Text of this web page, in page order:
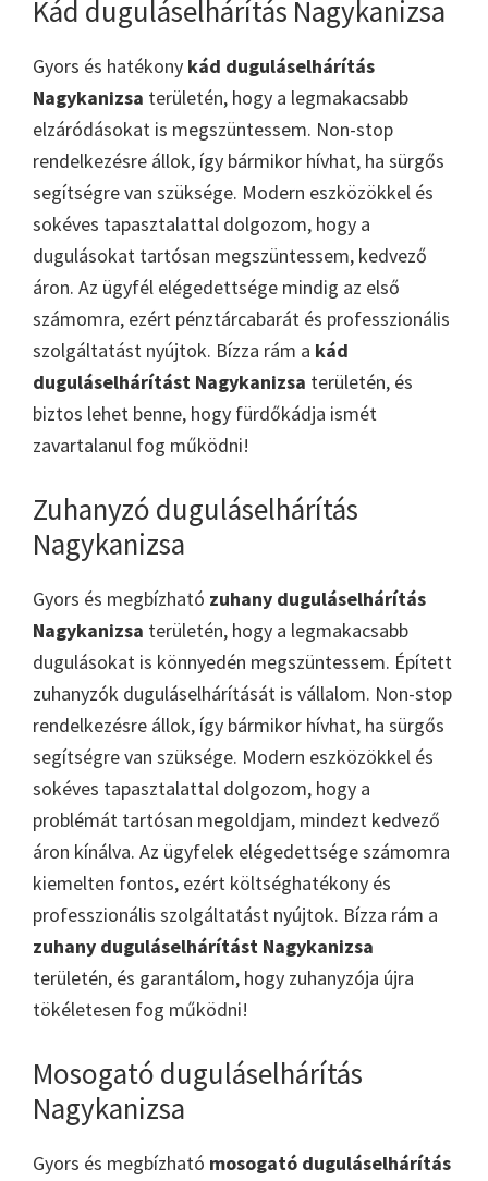
Kád duguláselhárítás Nagykanizsa
Gyors és hatékony kád duguláselhárítás
Nagykanizsa területén, hogy a legmakacsabb
elzáródásokat is megszüntessem. Non-stop
rendelkezésre állok, így bármikor hívhat, ha sürgős
segítségre van szüksége. Modern eszközökkel és
sokéves tapasztalattal dolgozom, hogy a
dugulásokat tartósan megszüntessem, kedvező
áron. Az ügyfél elégedettsége mindig az első
számomra, ezért pénztárcabarát és professzionális
szolgáltatást nyújtok. Bízza rám a kád
duguláselhárítást Nagykanizsa területén, és
biztos lehet benne, hogy fürdőkádja ismét
zavartalanul fog működni!
Zuhanyzó duguláselhárítás
Nagykanizsa
Gyors és megbízható zuhany duguláselhárítás
Nagykanizsa területén, hogy a legmakacsabb
dugulásokat is könnyedén megszüntessem. Épített
zuhanyzók duguláselhárítását is vállalom. Non-stop
rendelkezésre állok, így bármikor hívhat, ha sürgős
segítségre van szüksége. Modern eszközökkel és
sokéves tapasztalattal dolgozom, hogy a
problémát tartósan megoldjam, mindezt kedvező
áron kínálva. Az ügyfelek elégedettsége számomra
kiemelten fontos, ezért költséghatékony és
professzionális szolgáltatást nyújtok. Bízza rám a
zuhany duguláselhárítást Nagykanizsa
területén, és garantálom, hogy zuhanyzója újra
tökéletesen fog működni!
Mosogató duguláselhárítás
Nagykanizsa
Gyors és megbízható mosogató duguláselhárítás